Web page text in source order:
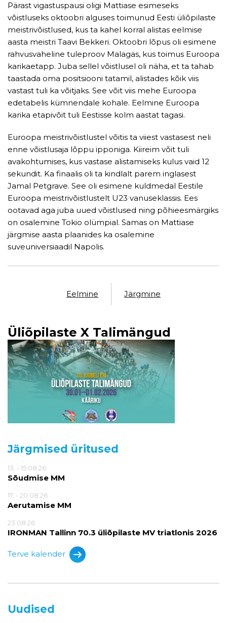
Üliõpilaste X Talimängud
Järgmised üritused
13. - 15.08.26
Sõudmise MM
17. - 20.08.26
Aerutamise MM
23.08.26
IRONMAN Tallinn 70.3 üliõpilaste MV triatlonis 2026
Terve kalender
Uudised
Pärast vigastuspausi oligi Mattiase esimeseks
võistluseks oktoobri alguses toimunud Eesti üliõpilaste
meistrivõistlused, kus ta kahel korral alistas eelmise
aasta meistri Taavi Bekkeri. Oktoobri lõpus oli esimene
rahvusvaheline tuleproov Malagas, kus toimus Euroopa
karikaetapp. Juba sellel võistlusel oli näha, et ta tahab
taastada oma positsiooni tatamil, alistades kõik viis
vastast tuli ka võitjaks. See võit viis mehe Euroopa
edetabelis kümnendale kohale. Eelmine Euroopa
karika etapivõit tuli Eestisse kolm aastat tagasi.
Euroopa meistrivõistlustel võitis ta viiest vastasest neli
enne võistlusaja lõppu ipponiga. Kiireim võit tuli
avakohtumises, kus vastase alistamiseks kulus vaid 12
sekundit. Ka finaalis oli ta kindlalt parem inglasest
Jamal Petgrave. See oli esimene kuldmedal Eestile
Euroopa meistrivõistlustelt U23 vanuseklassis. Ees
ootavad aga juba uued võistlused ning põhieesmärgiks
on osalemine Tokio olümpial. Samas on Mattiase
järgmise aasta plaanides ka osalemine
suveuniversiaadil Napolis.
Eelmine Järgmine